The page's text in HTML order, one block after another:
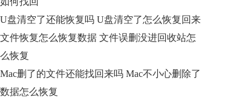
U盘清空了还能恢复吗 U盘清空了怎么恢复回来
文件恢复怎么恢复数据 文件误删没进回收站怎
么恢复
Mac删了的文件还能找回来吗 Mac不小心删除了
数据怎么恢复